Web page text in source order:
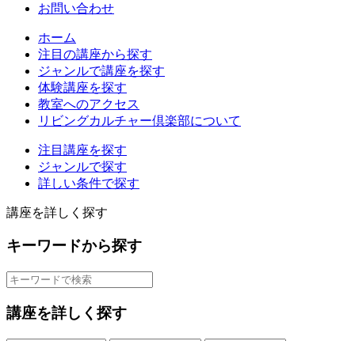
お問い合わせ
ホーム
注目の講座から探す
ジャンルで講座を探す
体験講座を探す
教室へのアクセス
リビングカルチャー倶楽部について
注目講座を探す
ジャンルで探す
詳しい条件で探す
講座を詳しく探す
キーワードから探す
講座を詳しく探す